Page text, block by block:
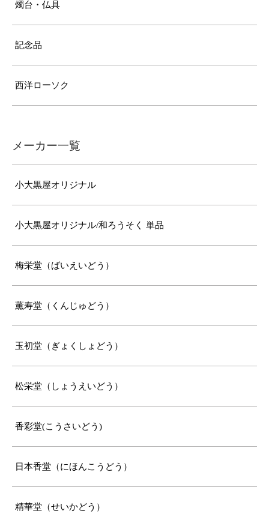
燭台・仏具
記念品
西洋ローソク
メーカー一覧
小大黒屋オリジナル
小大黒屋オリジナル/和ろうそく 単品
梅栄堂（ばいえいどう）
薫寿堂（くんじゅどう）
玉初堂（ぎょくしょどう）
松栄堂（しょうえいどう）
香彩堂(こうさいどう)
日本香堂（にほんこうどう）
精華堂（せいかどう）